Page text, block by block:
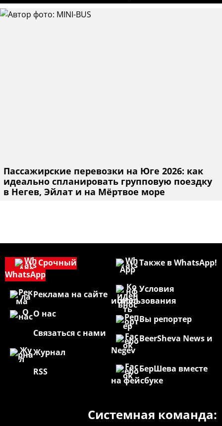
Пассажирские перевозки на Юге 2026: как
идеально спланировать групповую поездку
в Негев, Эйлат и на Мёртвое море
Также в WhatsApp!
Условия
использования
Вы репортер
BeerSheva News и
Negev
БерШева вместе
на фейсбуке
Срочный
WhatsApp
Реклама на сайте
О нас
Связаться с нами
Журнал
RSS
Системная команда: